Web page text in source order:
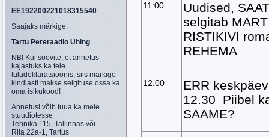
EE192200221018315540
Saajaks märkige:
Tartu Pereraadio Ühing
NB! Kui soovite, et annetus
kajastuks ka teie
tuludeklaratsioonis, siis märkige
kindlasti makse selgituse ossa ka
oma isikukood!
Annetusi võib tuua ka meie
stuudiotesse
Tehnika 115, Tallinnas või
Riia 22a-1, Tartus
11:00
Uudised,
selgitab
RISTIKIVI
REHEMA
12:00
ERR
12.30 Piibel
SAAME?